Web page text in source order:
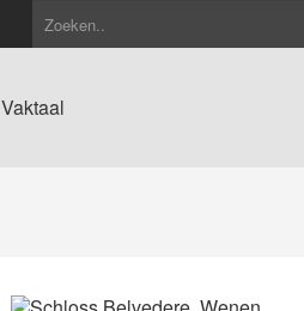
Vaktaal